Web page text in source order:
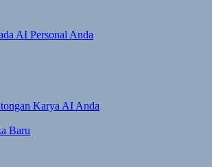
AI Personal Anda
Karya AI Anda
Baru